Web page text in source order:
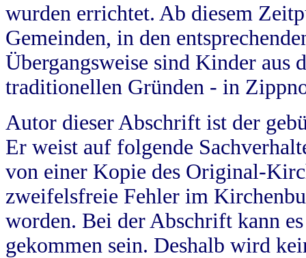
wurden errichtet. Ab diesem
Gemeinden, in den
Übergangsweise sind Kinder aus
traditionellen Gründen - in
Autor dieser Abschrift ist der
Er weist auf folgende
von einer Kopie des Original-
zweifelsfreie Fehler im
worden. Bei der Abschrift kann
gekommen sein. Deshalb wird